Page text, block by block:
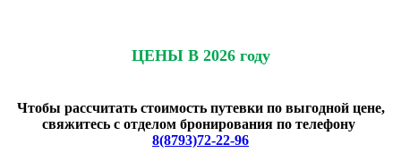
ЦЕНЫ В 2026 году
Чтобы рассчитать стоимость путевки по выгодной цене,
свяжитесь с отделом бронирования по телефону
8(8793)72-22-96